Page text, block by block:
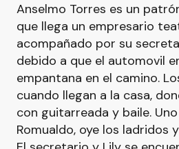
Anselmo Torres es un
que llega un empresario
acompañado por su
debido a que el automovil
empantana en el camino.
cuando llegan a la casa,
con guitarreada y baile.
Romualdo, oye los ladridos